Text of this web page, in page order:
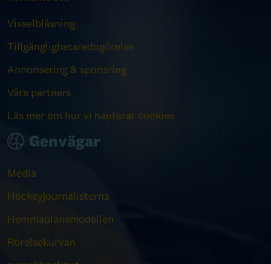
Visselblåsning
Tillgänglighetsredogörelse
Annonsering & sponsring
Våra partners
Läs mer om hur vi hanterar cookies
Genvägar
Media
Hockeyjournalisterna
Hemmaplansmodellen
Rörelsekurvan